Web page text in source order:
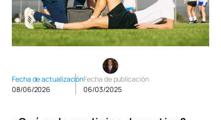
Fecha de actualización
08/06/2026
Fecha de publicación
06/03/2025